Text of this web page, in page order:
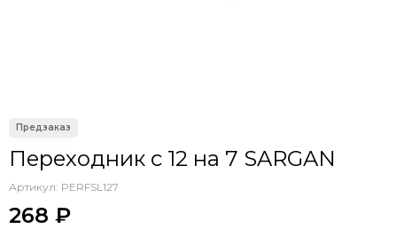
Переходник с 12 на 7 SARGAN
Артикул: PERFSL127
268 ₽